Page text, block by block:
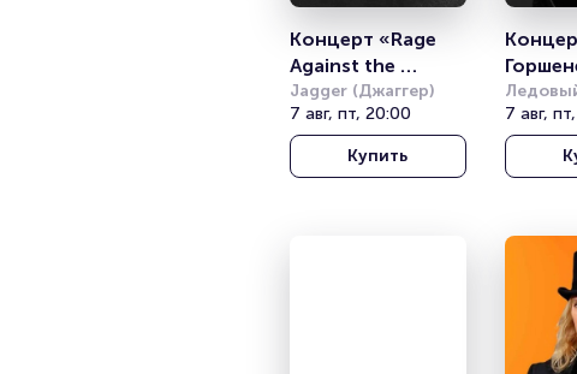
Концерт «Rage
Against the
Machine tribute»
Jagger (Джаггер)
7 авг, пт, 20:00
Купить
СПб
7 авг,